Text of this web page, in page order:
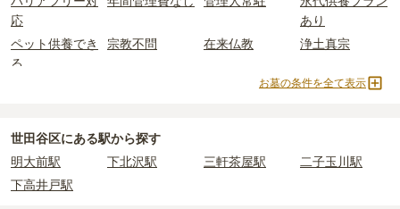
都の平均
です。いずれも区画の広さや墓石の大きさ・素
樹木葬・納骨堂・永代供養墓は、基本的に墓石代がかからず、永代
・ 開眼法要の費用 ：お墓を新しく建てた際に行う儀式のための費
用。僧侶に渡すお布施がかかります。
・納骨式の費用
：お墓に遺骨を納める儀式のための費用。僧侶に渡
すお布施、会食などの費用がかかります。
する「合祀墓（ごうしぼ）」と呼ばれるタイプです。個別のお墓に
比べて省スペースで管理の手間がかからないため、費用が安く設定
されています。
価格の目安は、1名あたり5万円〜30万円程度です。
てお墓を探すのがおすすめです。
応
あり
ペット供養でき
る
宗教不問 在来仏教 浄土真宗
浄土宗
納骨堂
永代供養墓
1人用区画あり
2人用区画あり 3人用区画あり
お墓の条件を全て表示
世田谷区にある駅から探す
明大前駅
下北沢駅 三軒茶屋駅
二子玉川駅
下高井戸駅